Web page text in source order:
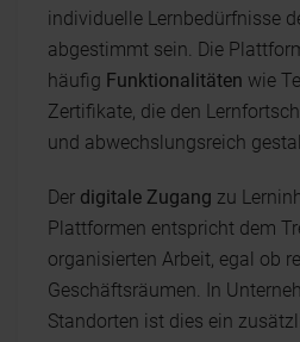
individuelle Lernbedürfnisse
abgestimmt sein. Die
häufig Funktionalitäten wie
Zertifikate, die den
und abwechslungsreich
Der digitale Zugang zu
Plattformen entspricht dem
organisierten Arbeit, egal ob
Geschäftsräumen. In
Standorten ist dies ein